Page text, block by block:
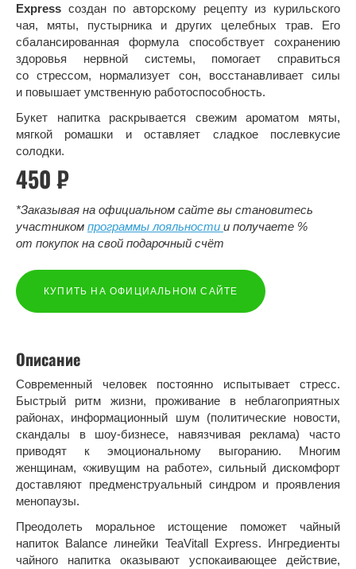
Express создан по авторскому рецепту из курильского
чая, мяты, пустырника и других целебных трав. Его
сбалансированная формула способствует сохранению
здоровья нервной системы, помогает справиться
со стрессом, нормализует сон, восстанавливает силы
и повышает умственную работоспособность.
Букет напитка раскрывается свежим ароматом мяты,
мягкой ромашки и оставляет сладкое послевкусие
солодки.
450₽
*Заказывая на официальном сайте вы становитесь
участником программы лояльности и получаете %
от покупок на свой подарочный счёт
КУПИТЬ НА ОФИЦИАЛЬНОМ САЙТЕ
Описание
Современный человек постоянно испытывает стресс.
Быстрый ритм жизни, проживание в неблагоприятных
районах, информационный шум (политические новости,
скандалы в шоу-бизнесе, навязчивая реклама) часто
приводят к эмоциональному выгоранию. Многим
женщинам, «живущим на работе», сильный дискомфорт
доставляют предменструальный синдром и проявления
менопаузы.
Преодолеть моральное истощение поможет чайный
напиток Balance линейки TeaVitall Express. Ингредиенты
чайного напитка оказывают успокаивающее действие,